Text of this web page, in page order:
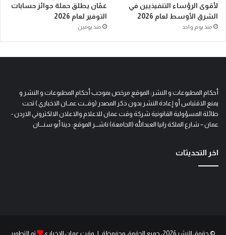
لأقوى الرؤساء التنفيذيين في
الشرق الأوسط لعام 2026
منذ يوم واحد
عمّان يطلق حملة جوائز حسابات
التوفير لعام 2026
منذ يومين
أحكام المطبوعات و النشر: الموقع مرخص بموجب أحكام المطبوعات و النشر و
يمنع الاقتباس أو إعادة النشر بدون ذكر المصدر (وقـــت عمــان الاخباري ) تحت
طائلة المسؤولية القانونية شركة وقت عمان للاعلام والاعلان الالكتروني الاردن -
عمان – شارع الملكة رانيا العبدالله (الجامعة) ناشـــر الموقع: دينا أبو سنــــان
اخر التحديثات
© حقوق النشر 2026، جميع الحقوق محفوظة | وقت عمان الإخباري تم التطوير